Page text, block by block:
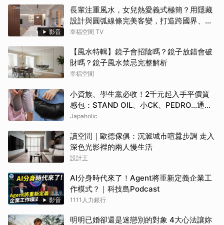
影音
長輩注重風水，女兒熱愛義式極簡？用隱藏
設計與圓弧線條完美客變，打造跨國界、跨
世代都點頭的客變療癒休閒宅！
幸福空間 TV
【風水特輯】鏡子會招陰嗎？鏡子放錯會破
財嗎？鏡子風水禁忌完整解析
幸福空間
小資族、學生黨必收！2千元起入手平價質
感包：STAND OIL、小CK、PEDRO…通勤
約會都超加分
Japaholic
讀空間｜歐德傢俱：沉澱城市喧囂步調 走入
深色光影裡的兩人慢生活
設計王
影音
AI分身時代來了！Agent將重新定義企業工
作模式？｜科技島Podcast
1111人力銀行
明明已婚卻還是迷戀別的對象 4大心法讓妳